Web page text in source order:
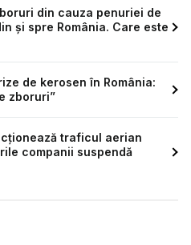
din cauza penuriei de
și spre România. Care este
de kerosen în România:
zboruri”
traficul aerian
companii suspendă